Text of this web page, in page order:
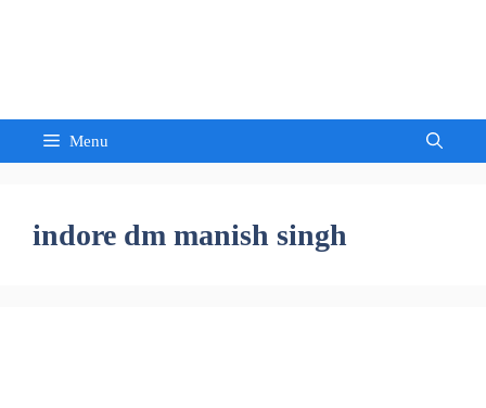
Menu
indore dm manish singh